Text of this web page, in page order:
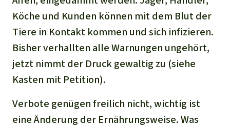
Köche und Kunden können mit dem Blut der
Tiere in Kontakt kommen und sich infizieren.
Bisher verhallten alle Warnungen ungehört,
jetzt nimmt der Druck gewaltig zu (siehe
Kasten mit Petition).
Verbote genügen freilich nicht, wichtig ist
eine Änderung der Ernährungsweise. Was